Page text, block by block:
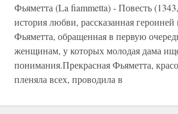
Фьяметта (La fiammetta) - Повесть
история любви, рассказанная
Фьяметта, об­ращенная в первую
женщинам, у которых молодая дама
понимания.Прекрасная Фьяметта,
пленяла всех, проводила в